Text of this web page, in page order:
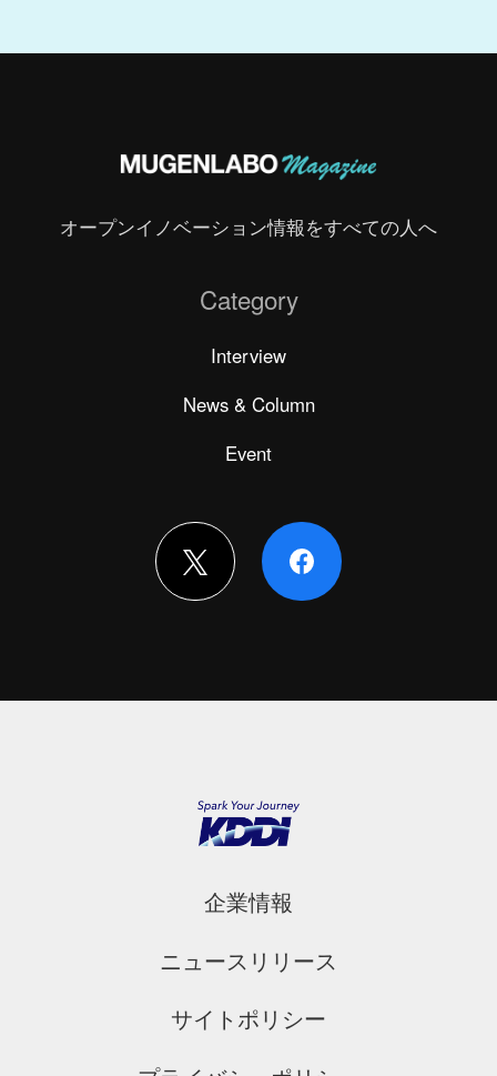
オープンイノベーション情報をすべての人へ
Category
Interview
News & Column
Event
企業情報
ニュースリリース
サイトポリシー